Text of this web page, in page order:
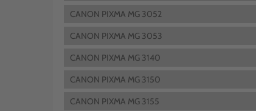
CANON PIXMA MG 3052
CANON PIXMA MG 3053
CANON PIXMA MG 3140
CANON PIXMA MG 3150
CANON PIXMA MG 3155